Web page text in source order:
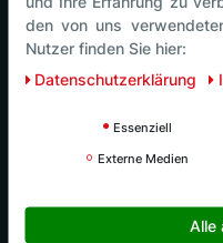
Luck Intersport
Luck Events
den von uns
Nutzer finden Sie hier:
Daten­schutz­erklärung
Essenziell
Externe Medien
Alle